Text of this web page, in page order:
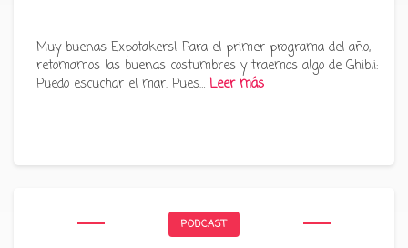
Muy buenas Expotakers! Para el primer programa del año,
retomamos las buenas costumbres y traemos algo de Ghibli:
Puedo escuchar el mar. Pues… Leer más
PODCAST